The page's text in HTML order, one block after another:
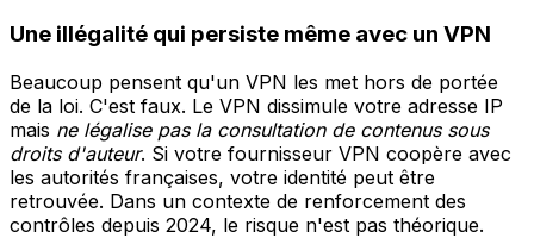
Une illégalité qui persiste même avec un VPN
Beaucoup pensent qu'un VPN les met hors de portée
de la loi. C'est faux. Le VPN dissimule votre adresse IP
mais ne légalise pas la consultation de contenus sous
droits d'auteur. Si votre fournisseur VPN coopère avec
les autorités françaises, votre identité peut être
retrouvée. Dans un contexte de renforcement des
contrôles depuis 2024, le risque n'est pas théorique.